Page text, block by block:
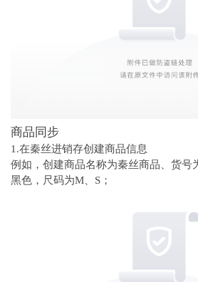
商品同步
1.在秦丝进销存创建商品信息
例如，创建商品名称为秦丝商品、货号
黑色，尺码为M、S；